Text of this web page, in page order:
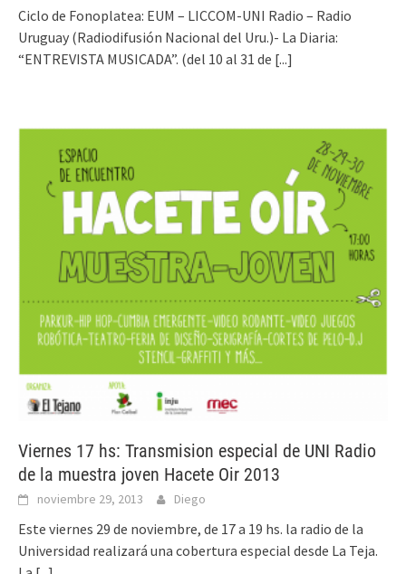
Ciclo de Fonoplatea: EUM – LICCOM-UNI Radio – Radio
Uruguay (Radiodifusión Nacional del Uru.)- La Diaria:
“ENTREVISTA MUSICADA”. (del 10 al 31 de [...]
Viernes 17 hs: Transmision especial de UNI Radio
de la muestra joven Hacete Oir 2013
noviembre 29, 2013 Diego
Este viernes 29 de noviembre, de 17 a 19 hs. la radio de la
Universidad realizará una cobertura especial desde La Teja.